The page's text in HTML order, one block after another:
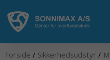
indholdet
Forside / Sikkerhedsudstyr /